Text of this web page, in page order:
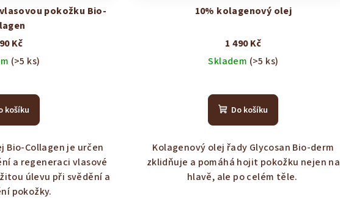
pokožku Bio-
Kč
(>5 ks)
hodnocení
produktu
je
4,1
z
5
hvězdiček.
košíku
Bio-Collagen je určen
a regeneraci vlasové
úlevu při svědění a
pokožky.
10% kolagenový olej
1 490 Kč
Skladem (>5 ks)
hodnocení
produktu
je
4,1
z
5
Do košíku
Kolagenový olej řady Glycosan Bio-derm
zklidňuje a pomáhá hojit pokožku nejen na
hlavě, ale po celém těle.